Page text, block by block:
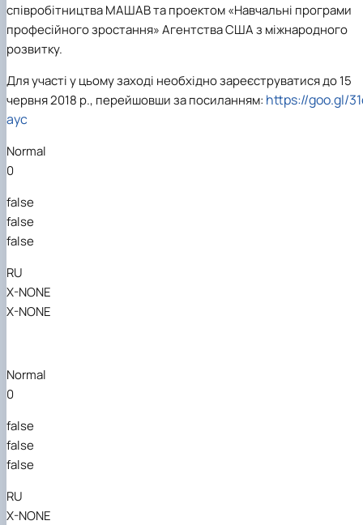
співробітництва МАШАВ та проектом «Навчальні програми
професійного зростання» Агентства США з міжнародного
розвитку.
Для участі у цьому заході необхідно зареєструватися до 15
червня 2018 р., перейшовши за посиланням: https://goo.gl/
ayc
Normal
0
false
false
false
RU
X-NONE
X-NONE
Normal
0
false
false
false
RU
X-NONE